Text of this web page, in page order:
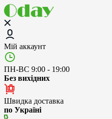
Мій аккаунт
ПН-ВС 9:00 - 19:00
Без вихідних
Швидка доставка
по Україні